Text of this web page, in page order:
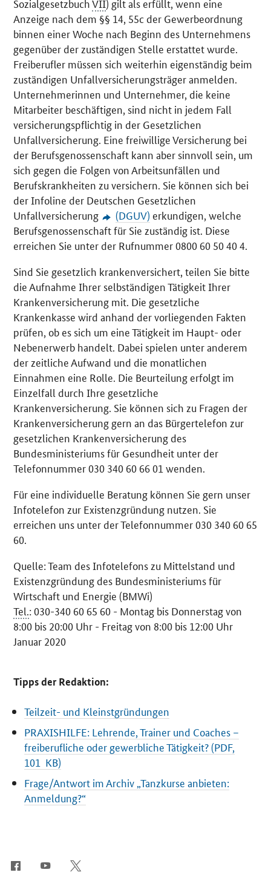
SozialgesetzbuchVII) gilt als erfüllt, wenn eine
Anzeige nach dem §§ 14, 55c der Gewerbeordnung
binnen einer Woche nach Beginn des Unternehmens
gegenüber der zuständigen Stelle erstattet wurde.
Freiberufler müssen sich weiterhin eigenständig beim
zuständigen Unfallversicherungsträger anmelden.
Unternehmerinnen und Unternehmer, die keine
Mitarbeiter beschäftigen, sind nicht in jedem Fall
versicherungspflichtig in der Gesetzlichen
Unfallversicherung. Eine freiwillige Versicherung bei
der Berufsgenossenschaft kann aber sinnvoll sein, um
sich gegen die Folgen von Arbeitsunfällen und
Berufskrankheiten zu versichern. Sie können sich bei
der Infoline der Deutschen Gesetzlichen
Unfallversicherung
(DGUV) erkundigen, welche
Berufsgenossenschaft für Sie zuständig ist. Diese
erreichen Sie unter der Rufnummer 0800 60 50 40 4.
Sind Sie gesetzlich krankenversichert, teilen Sie bitte
die Aufnahme Ihrer selbständigen Tätigkeit Ihrer
Krankenversicherung mit. Die gesetzliche
Krankenkasse wird anhand der vorliegenden Fakten
prüfen, ob es sich um eine Tätigkeit im Haupt- oder
Nebenerwerb handelt. Dabei spielen unter anderem
der zeitliche Aufwand und die monatlichen
Einnahmen eine Rolle. Die Beurteilung erfolgt im
Einzelfall durch Ihre gesetzliche
Krankenversicherung. Sie können sich zu Fragen der
Krankenversicherung gern an das Bürgertelefon zur
gesetzlichen Krankenversicherung des
Bundesministeriums für Gesundheit unter der
Telefonnummer 030 340 60 66 01 wenden.
Für eine individuelle Beratung können Sie gern unser
Infotelefon zur Existenzgründung nutzen. Sie
erreichen uns unter der Telefonnummer 030 340 60 65
60.
Quelle: Team des Infotelefons zu Mittelstand und
Existenzgründung des Bundesministeriums für
Wirtschaft und Energie (BMWi)
Tel.: 030-340 60 65 60 - Montag bis Donnerstag von
8:00 bis 20:00 Uhr - Freitag von 8:00 bis 12:00 Uhr
Januar 2020
Tipps der Redaktion:
Teilzeit- und Kleinstgründungen
PRAXISHILFE: Lehrende, Trainer und Coaches –
freiberufliche oder gewerbliche Tätigkeit? (PDF,
101 KB)
Frage/Antwort im Archiv „Tanzkurse anbieten:
Anmeldung?“